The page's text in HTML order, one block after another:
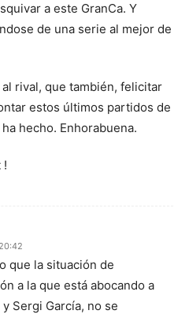
a este GranCa. Y
de una serie al mejor de
rival, que también, felicitar
estos últimos partidos de
hecho. Enhorabuena.
!
que la situación de
a la que está abocando a
Sergi García, no se